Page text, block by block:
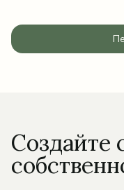
Создайте